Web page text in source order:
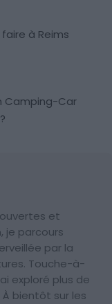
à Reims
Camping-Car
et
je parcours
par la
Touche-à-
exploré plus de
bientôt sur les